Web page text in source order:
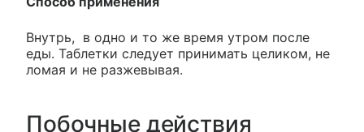
Внутрь, в одно и то же время утром после
еды. Таблетки следует принимать целиком, не
ломая и не разжевывая.
Побочные действия